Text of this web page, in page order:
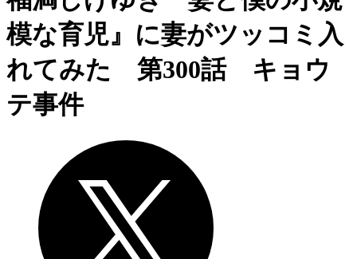
模な育児』に妻がツッコミ入
れてみた 第300話 キョウ
テ事件